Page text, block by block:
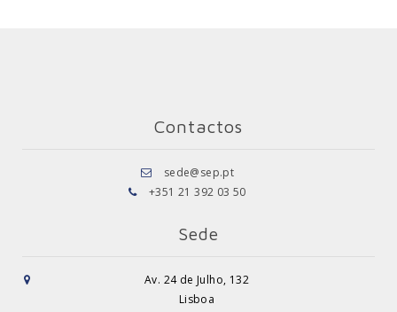
Contactos
sede@sep.pt
+351 21 392 03 50
Sede
Av. 24 de Julho, 132
Lisboa